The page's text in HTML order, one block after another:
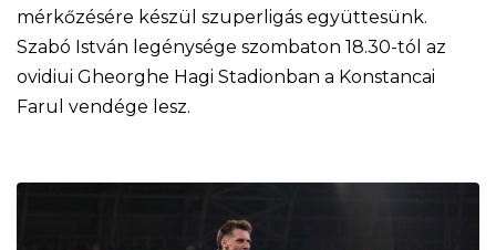
mérkőzésére készül szuperligás együttesünk.
Szabó István legénysége szombaton 18.30-tól az
ovidiui Gheorghe Hagi Stadionban a Konstancai
Farul vendége lesz.